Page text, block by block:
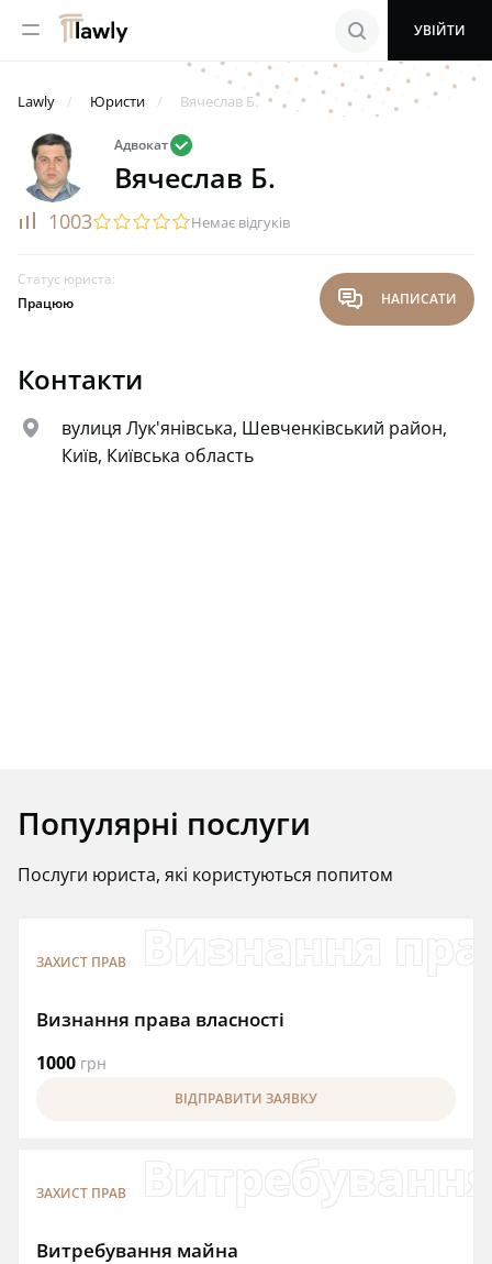
menu search УВІЙТИ
Lawly Юристи Вячеслав Б.
Адвокатvalid
Вячеслав Б.
rating 1003startransparentstartransparentstartransparentstartransparentstartransparentНемає відгуків
Статус юриста:
Працюю
chat НАПИСАТИ
Контакти
map
вулиця Лук'янівська, Шевченківський район,
Київ, Київська область
Популярні послуги
Послуги юриста, які користуються попитом
ЗАХИСТ ПРАВ
Визнання права власності
1000 грн
ВІДПРАВИТИ ЗАЯВКУ
ЗАХИСТ ПРАВ
Витребування майна